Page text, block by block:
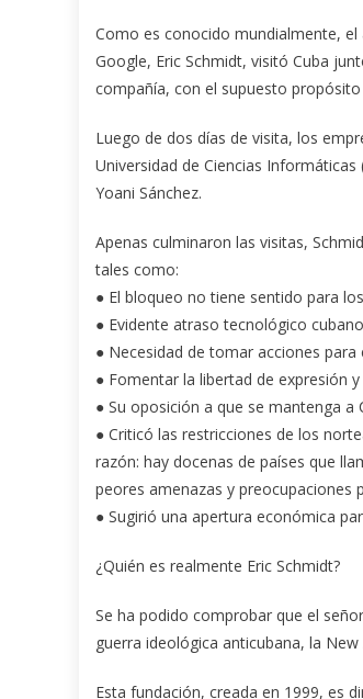
Como es conocido mundialmente, el
Google, Eric Schmidt, visitó Cuba
compañía, con el supuesto
Luego de dos días de visita, los
Universidad de Ciencias
Yoani Sánchez.
Apenas culminaron las visitas,
tales como:
● El bloqueo no tiene sentido para
● Evidente atraso tecnológico
● Necesidad de tomar acciones
● Fomentar la libertad de expresión
● Su oposición a que se mantenga
● Criticó las restricciones de los
razón: hay docenas de países que
peores amenazas y preocupaciones
● Sugirió una apertura económica
¿Quién es realmente Eric Schmidt?
Se ha podido comprobar que el
guerra ideológica anticubana, la
Esta fundación, creada en 1999, es